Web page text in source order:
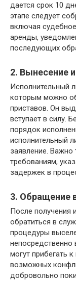
дается срок 10
этапе следует
включая
аренды,
последующих
2. Вынесение
Исполнительный
которым можно
приставов. Он
вступает в силу.
порядок
исполнительный
заявление.
требованиям,
задержек в
3. Обращение
После получения
обратиться в
процедуры
непосредственно
могут прибегать
возможных
добровольно